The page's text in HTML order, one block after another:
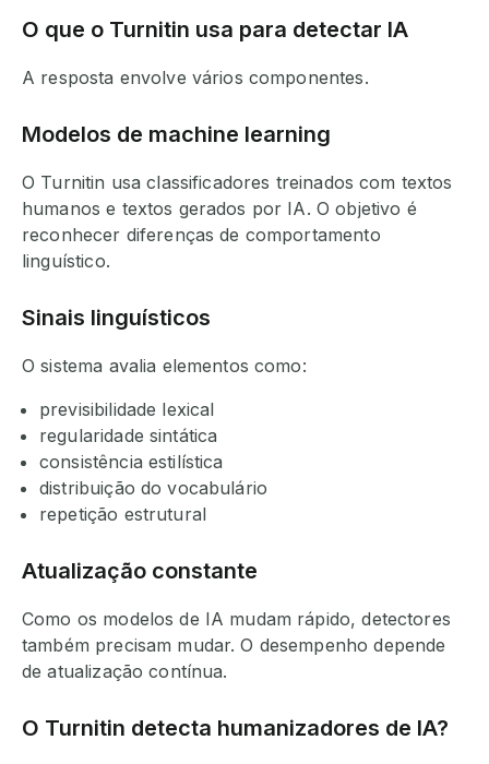
O que o Turnitin usa para detectar IA
A resposta envolve vários componentes.
Modelos de machine learning
O Turnitin usa classificadores treinados com textos
humanos e textos gerados por IA. O objetivo é
reconhecer diferenças de comportamento
linguístico.
Sinais linguísticos
O sistema avalia elementos como:
previsibilidade lexical
regularidade sintática
consistência estilística
distribuição do vocabulário
repetição estrutural
Atualização constante
Como os modelos de IA mudam rápido, detectores
também precisam mudar. O desempenho depende
de atualização contínua.
O Turnitin detecta humanizadores de IA?